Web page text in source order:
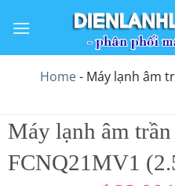
qua
Home- Máy lạnh âm
Máy lạnh âm
FCNQ21MV1